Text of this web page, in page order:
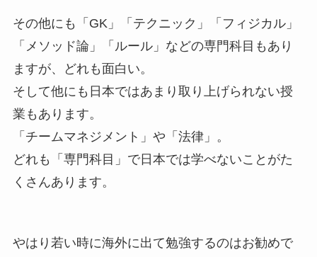
その他にも「GK」「テクニック」「フィジカル」
「メソッド論」「ルール」などの専門科目もあり
ますが、どれも面白い。
そして他にも日本ではあまり取り上げられない授
業もあります。
「チームマネジメント」や「法律」。
どれも「専門科目」で日本では学べないことがた
くさんあります。
やはり若い時に海外に出て勉強するのはお勧めで